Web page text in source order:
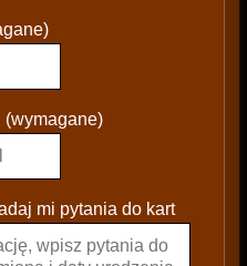
(wymagane)
mi pytania do kart